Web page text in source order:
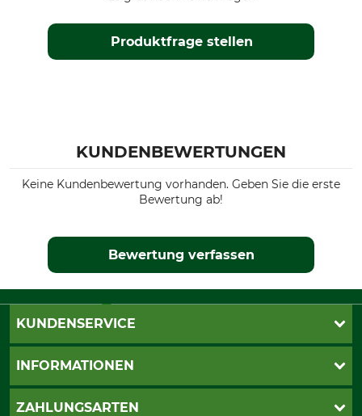
Produktfrage stellen
KUNDENBEWERTUNGEN
Keine Kundenbewertung vorhanden. Geben Sie die erste
Bewertung ab!
Bewertung verfassen
KUNDENSERVICE
Katalogbestellung
INFORMATIONEN
AGB
ZAHLUNGSARTEN